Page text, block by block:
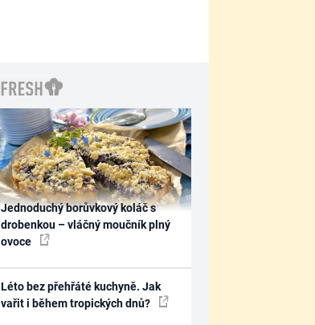
Jednoduchý borůvkový koláč s
drobenkou – vláčný moučník plný
ovoce
Léto bez přehřáté kuchyně. Jak
vařit i během tropických dnů?